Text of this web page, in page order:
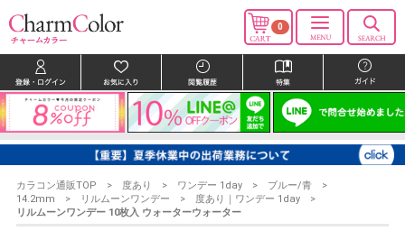
0
カラコン通販TOP 度あり ワンデー 1day
ブルー/青
14.2mm
リルムーンワンデー
度あり｜ワンデー 1day
リルムーンワンデー 10枚入 ウォーターウォーター